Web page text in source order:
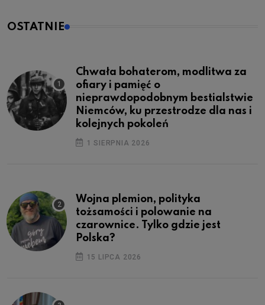
OSTATNIE
Chwała bohaterom, modlitwa za
ofiary i pamięć o
nieprawdopodobnym bestialstwie
Niemców, ku przestrodze dla nas i
kolejnych pokoleń
1 SIERPNIA 2026
Wojna plemion, polityka
tożsamości i polowanie na
czarownice. Tylko gdzie jest
Polska?
15 LIPCA 2026